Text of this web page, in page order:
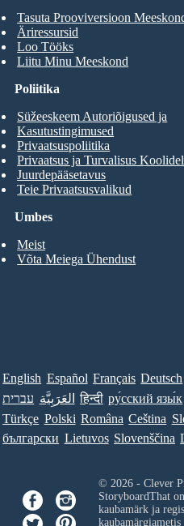
Tasuta Prooviversioon
Äriressursid
Loo Tööks
Liitu Minu Meeskond
Umbes
Meist
Võta Meiega Ühendust
Poliitika
Süžeeskeem Autoriõigused ja
Kasutustingimused
Privaatsuspoliitika
Privaatsus ja Turvalisus
Juurdepääsetavus
Teie Privaatsusvalikud
English Español Français Deutsch
עברית العَرَبِيَّة हिन्दी ру́сский язы́к
Türkçe Polski Româna Ceština
български Lietuvos Slovenščina
© 2026 - Clever
StoryboardThat
kaubamärk ja
kaubamärgiametis